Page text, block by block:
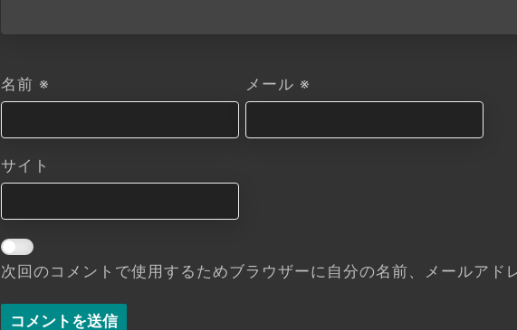
名前 ※ メール ※
サイト
次回のコメントで使用するためブラウザーに自分の名前、メールアド